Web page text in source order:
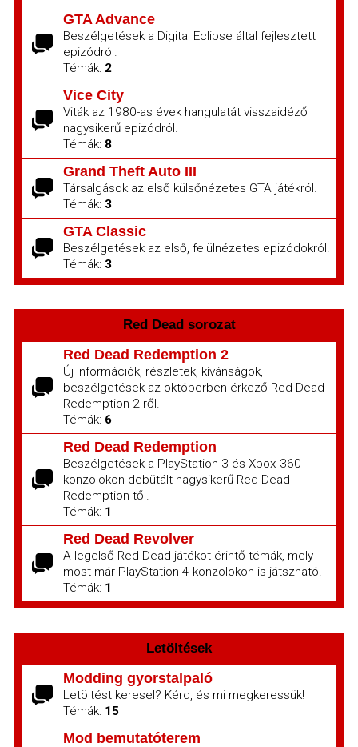
GTA Advance
Beszélgetések a Digital Eclipse által fejlesztett
epizódról.
Témák: 2
Vice City
Viták az 1980-as évek hangulatát visszaidéző
nagysikerű epizódról.
Témák: 8
Grand Theft Auto III
Társalgások az első külsőnézetes GTA játékról.
Témák: 3
GTA Classic
Beszélgetések az első, felülnézetes epizódokról.
Témák: 3
Red Dead sorozat
Red Dead Redemption 2
Új információk, részletek, kívánságok,
beszélgetések az októberben érkező Red Dead
Redemption 2-ről.
Témák: 6
Red Dead Redemption
Beszélgetések a PlayStation 3 és Xbox 360
konzolokon debütált nagysikerű Red Dead
Redemption-től.
Témák: 1
Red Dead Revolver
A legelső Red Dead játékot érintő témák, mely
most már PlayStation 4 konzolokon is játszható.
Témák: 1
Letöltések
Modding gyorstalpaló
Letöltést keresel? Kérd, és mi megkeressük!
Témák: 15
Mod bemutatóterem